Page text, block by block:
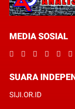
MEDIA SOSIAL
SUARA
SIJI.OR.ID